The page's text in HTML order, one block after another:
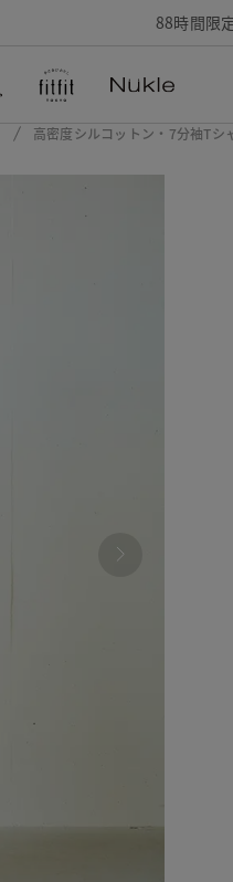
88時間限
高密度シルコットン・7分袖Tシ